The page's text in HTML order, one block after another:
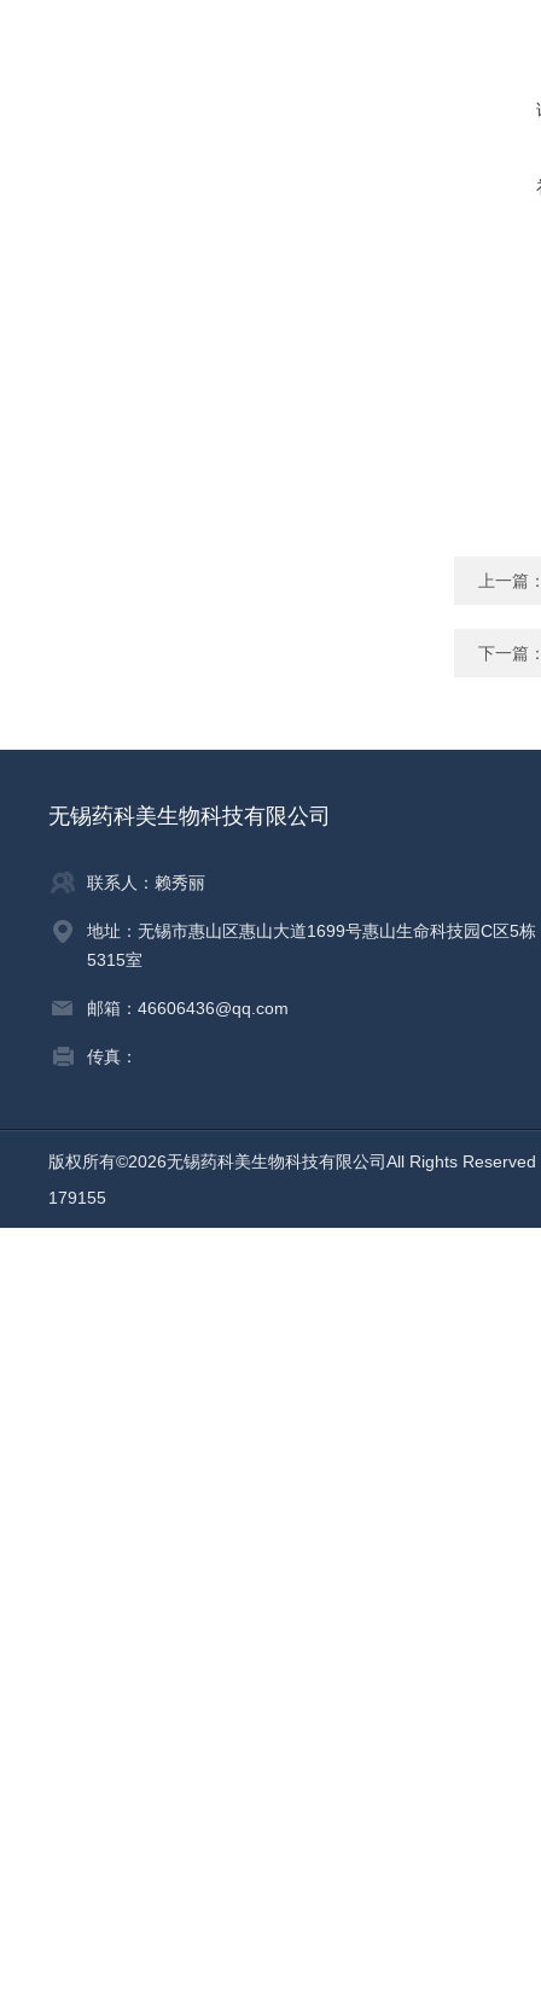
上一篇
下一篇
无锡药科美生物科技有限公司
联系人：赖秀丽
地址：无锡市惠山区惠山大道1699号惠山生命科技园C区5栋
5315室
邮箱：46606436@qq.com
传真：
版权所有©2026无锡药科美生物科技有限公司All Rights
179155